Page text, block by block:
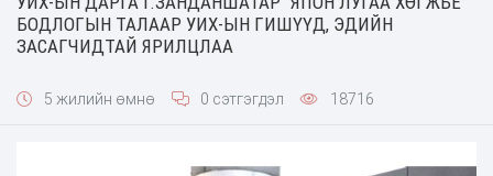
БОДЛОГЫН ТАЛААР УИХ-ЫН ГИШҮҮД, ЭДИЙН
ЗАСАГЧИДТАЙ ЯРИЛЦЛАА
5 жилийн өмнө 0 сэтгэгдэл 18716